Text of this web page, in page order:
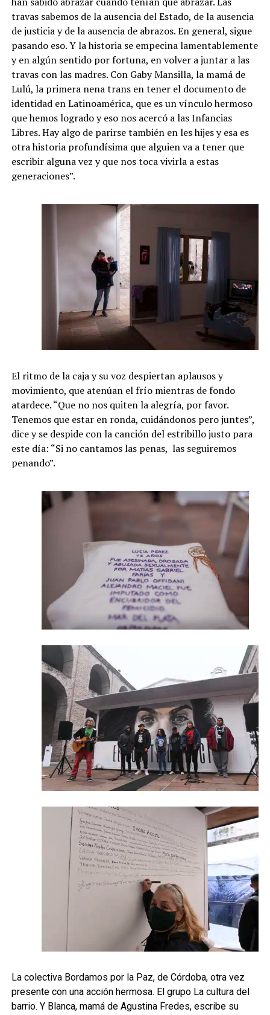
travas sabemos de la ausencia del Estado, de la ausencia
de justicia y de la ausencia de abrazos. En general, sigue
pasando eso. Y la historia se empecina lamentablemente
y en algún sentido por fortuna, en volver a juntar a las
travas con las madres. Con Gaby Mansilla, la mamá de
Lulú, la primera nena trans en tener el documento de
identidad en Latinoamérica, que es un vínculo hermoso
que hemos logrado y eso nos acercó a las Infancias
Libres. Hay algo de parirse también en les hijes y esa es
otra historia profundísima que alguien va a tener que
escribir alguna vez y que nos toca vivirla a estas
generaciones”.
El ritmo de la caja y su voz despiertan aplausos y
movimiento, que atenúan el frío mientras de fondo
atardece. “Que no nos quiten la alegría, por favor.
Tenemos que estar en ronda, cuidándonos pero juntes”,
dice y se despide con la canción del estribillo justo para
este día: “Si no cantamos las penas, las seguiremos
penando”.
La colectiva Bordamos por la Paz, de Córdoba, otra vez
presente con una acción hermosa. El grupo La cultura del
barrio. Y Blanca, mamá de Agustina Fredes, escribe su